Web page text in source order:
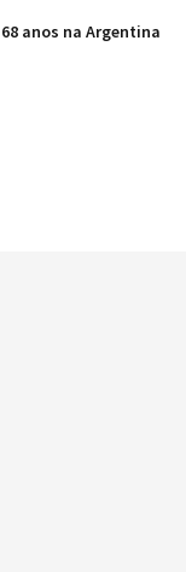
anos na Argentina